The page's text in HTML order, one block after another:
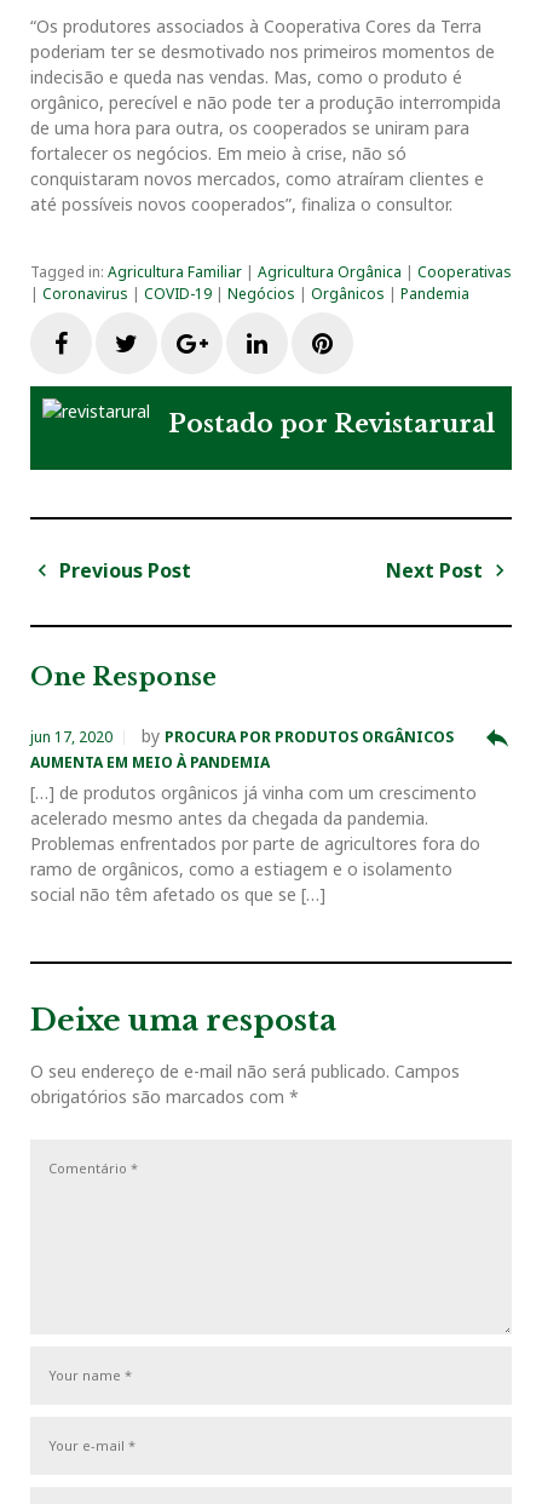
“Os produtores associados à Cooperativa Cores da Terra
poderiam ter se desmotivado nos primeiros momentos de
indecisão e queda nas vendas. Mas, como o produto é
orgânico, perecível e não pode ter a produção interrompida
de uma hora para outra, os cooperados se uniram para
fortalecer os negócios. Em meio à crise, não só
conquistaram novos mercados, como atraíram clientes e
até possíveis novos cooperados”, finaliza o consultor.
Tagged in: Agricultura Familiar | Agricultura Orgânica | Cooperativas
| Coronavirus | COVID-19 | Negócios | Orgânicos | Pandemia
a
c
e
k
w
i
t
G
o
g
n
k
n
i
n
t
t
Postado por Revistarural
N
e
a
ç
ã
o
d
e
o
t
Previous Post
e
i
o
u
s
P
o
s
Next Post
P
One Response
jun 17, 2020 by PROCURA POR PRODUTOS ORGÂNICOS
AUMENTA EM MEIO À PANDEMIA
[…] de produtos orgânicos já vinha com um crescimento
acelerado mesmo antes da chegada da pandemia.
Problemas enfrentados por parte de agricultores fora do
ramo de orgânicos, como a estiagem e o isolamento
social não têm afetado os que se […]
reply
Deixe uma resposta
O seu endereço de e-mail não será publicado. Campos
obrigatórios são marcados com *